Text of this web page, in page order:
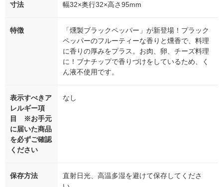
寸法 幅32×奥行32×高さ95mm
特徴
「燻製ブラックペッパー」が新登場！プラック
ペッパーのフルーティーな香りと燻香で、料理
に香りの厚みをプラス。お肉、卵、チーズ料理
に！ブナチップで香りづけをしているため、く
ん液不使用です。
表示すべきア
レルギー項
目 ※お手元
に届いた商品
を必ずご確認
ください
なし
保存方法
直射日光、高温多湿を避けて保存してくださ